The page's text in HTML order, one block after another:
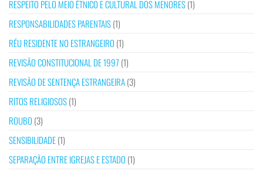
RESPEITO PELO MEIO ÉTNICO E CULTURAL DOS MENORES(1)
RESPONSABILIDADES PARENTAIS(1)
RÉU RESIDENTE NO ESTRANGEIRO (1)
REVISÃO CONSTITUCIONAL DE 1997 (1)
REVISÃO DE SENTENÇA ESTRANGEIRA(3)
RITOS RELIGIOSOS(1)
ROUBO (3)
SENSIBILIDADE(1)
SEPARAÇÃO ENTRE IGREJAS E ESTADO (1)